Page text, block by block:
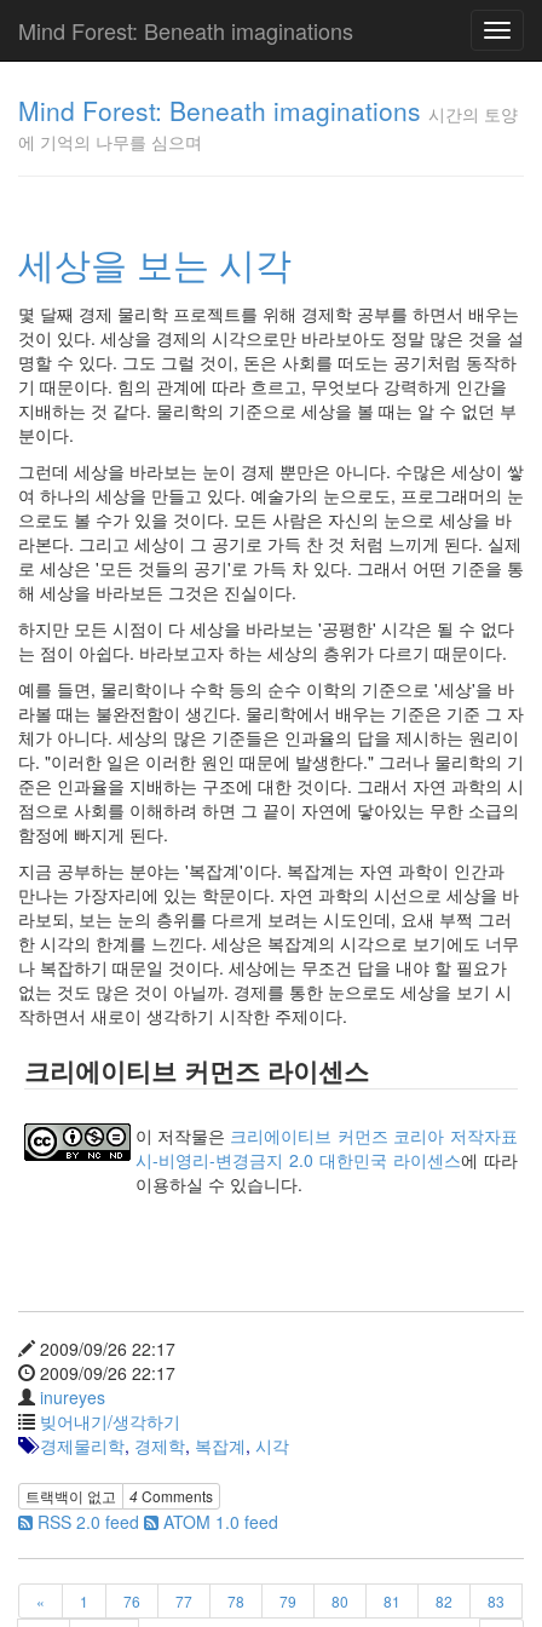
Mind Forest: Beneath imaginations
Mind Forest: Beneath imaginations 시간의 토양
에 기억의 나무를 심으며
세상을 보는 시각
몇 달째 경제 물리학 프로젝트를 위해 경제학 공부를 하면서 배우는
것이 있다. 세상을 경제의 시각으로만 바라보아도 정말 많은 것을 설
명할 수 있다. 그도 그럴 것이, 돈은 사회를 떠도는 공기처럼 동작하
기 때문이다. 힘의 관계에 따라 흐르고, 무엇보다 강력하게 인간을
지배하는 것 같다. 물리학의 기준으로 세상을 볼 때는 알 수 없던 부
분이다.
그런데 세상을 바라보는 눈이 경제 뿐만은 아니다. 수많은 세상이 쌓
여 하나의 세상을 만들고 있다. 예술가의 눈으로도, 프로그래머의 눈
으로도 볼 수가 있을 것이다. 모든 사람은 자신의 눈으로 세상을 바
라본다. 그리고 세상이 그 공기로 가득 찬 것 처럼 느끼게 된다. 실제
로 세상은 '모든 것들의 공기'로 가득 차 있다. 그래서 어떤 기준을 통
해 세상을 바라보든 그것은 진실이다.
하지만 모든 시점이 다 세상을 바라보는 '공평한' 시각은 될 수 없다
는 점이 아쉽다. 바라보고자 하는 세상의 층위가 다르기 때문이다.
예를 들면, 물리학이나 수학 등의 순수 이학의 기준으로 '세상'을 바
라볼 때는 불완전함이 생긴다. 물리학에서 배우는 기준은 기준 그 자
체가 아니다. 세상의 많은 기준들은 인과율의 답을 제시하는 원리이
다. "이러한 일은 이러한 원인 때문에 발생한다." 그러나 물리학의 기
준은 인과율을 지배하는 구조에 대한 것이다. 그래서 자연 과학의 시
점으로 사회를 이해하려 하면 그 끝이 자연에 닿아있는 무한 소급의
함정에 빠지게 된다.
지금 공부하는 분야는 '복잡계'이다. 복잡계는 자연 과학이 인간과
만나는 가장자리에 있는 학문이다. 자연 과학의 시선으로 세상을 바
라보되, 보는 눈의 층위를 다르게 보려는 시도인데, 요새 부쩍 그러
한 시각의 한계를 느낀다. 세상은 복잡계의 시각으로 보기에도 너무
나 복잡하기 때문일 것이다. 세상에는 무조건 답을 내야 할 필요가
없는 것도 많은 것이 아닐까. 경제를 통한 눈으로도 세상을 보기 시
작하면서 새로이 생각하기 시작한 주제이다.
크리에이티브 커먼즈 라이센스
이 저작물은 크리에이티브 커먼즈 코리아 저작자표
시-비영리-변경금지 2.0 대한민국 라이센스에 따라
이용하실 수 있습니다.
2009/09/26 22:17
2009/09/26 22:17
inureyes
빚어내기/생각하기
경제물리학, 경제학, 복잡계, 시각
트랙백이 없고 4Comments
RSS 2.0 feed ATOM 1.0 feed
« 1 76 77 78 79 80 81 82
83
이
의
글
플
러
스
단
상
덕
질
의
끝
[영
화]
인
사
이
드
아
웃
LG
전
자
모
바
일
부
불
효
몇
가
지
계
획
CODE
keyboard
clear
미
슬
우
뉴
스
기
술,
세
상,
속
감